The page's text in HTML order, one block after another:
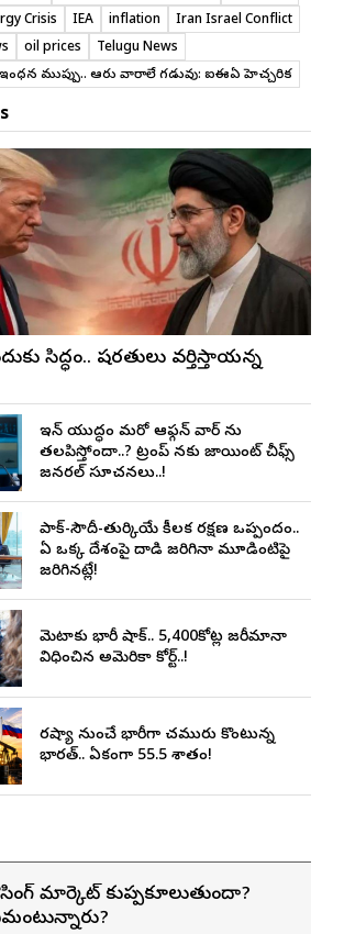
Crisis
IEA inflation
Iran Israel Conflict
oil prices
Telugu News
ముప్పు.. ఆరు వారాలే గడువు: ఐఈఏ హెచ్చరిక
సిద్ధం.. షరతులు వర్తిస్తాయన్న
ఇరాన్ యుద్ధం మరో ఆఫ్గన్ వార్ ను
తలపిస్తోందా..? ట్రంప్ నకు జాయింట్ చీఫ్స్
జనరల్ సూచనలు..!
పాక్-సౌదీ-తుర్కియే కీలక రక్షణ ఒప్పందం..
ఏ ఒక్క దేశంపై దాడి జరిగినా మూడింటిపై
జరిగినట్లే!
మెటాకు భారీ షాక్.. 5,400కోట్ల జరీమానా
విధించిన అమెరికా కోర్ట్..!
రష్యా నుంచే భారీగా చమురు కొంటున్న
భారత్.. ఏకంగా 55.5 శాతం!
మార్కెట్ కుప్పకూలుతుందా?